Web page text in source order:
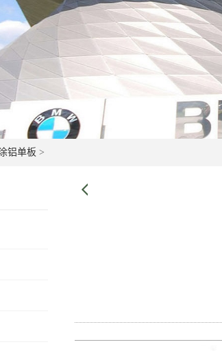
铝单板 >